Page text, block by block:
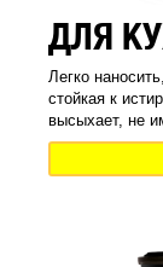
ДЛЯ
Легко
стойкая к
высыхает, не